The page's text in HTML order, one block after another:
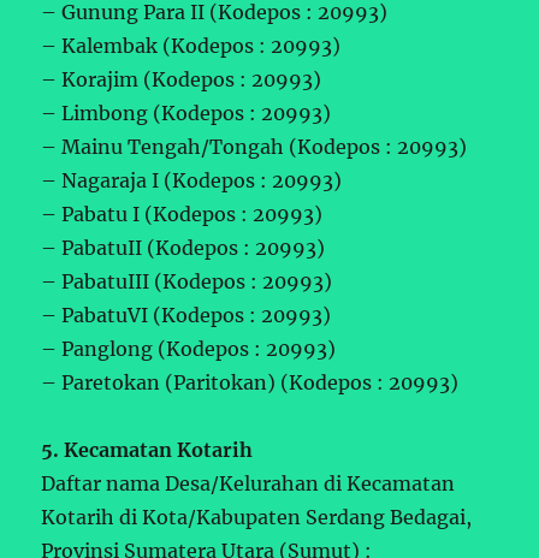
– Gunung Para II (Kodepos : 20993)
– Kalembak (Kodepos : 20993)
– Korajim (Kodepos : 20993)
– Limbong (Kodepos : 20993)
– Mainu Tengah/Tongah (Kodepos : 20993)
– Nagaraja I (Kodepos : 20993)
– Pabatu I (Kodepos : 20993)
– PabatuII (Kodepos : 20993)
– PabatuIII (Kodepos : 20993)
– PabatuVI (Kodepos : 20993)
– Panglong (Kodepos : 20993)
– Paretokan (Paritokan) (Kodepos : 20993)
5. Kecamatan Kotarih
Daftar nama Desa/Kelurahan di Kecamatan
Kotarih di Kota/Kabupaten Serdang Bedagai,
Provinsi Sumatera Utara (Sumut) :